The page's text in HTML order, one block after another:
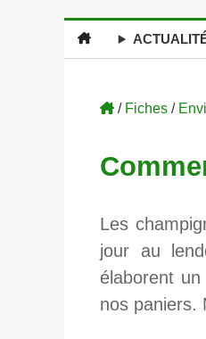
/ Fiches /
Les
jour au
élaborent
nos paniers.